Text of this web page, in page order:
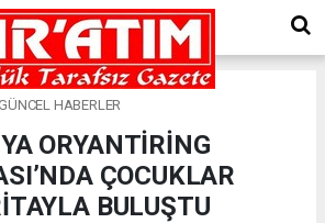
HABERLER
ORYANTİRİNG
ÇOCUKLAR
BULUŞTU